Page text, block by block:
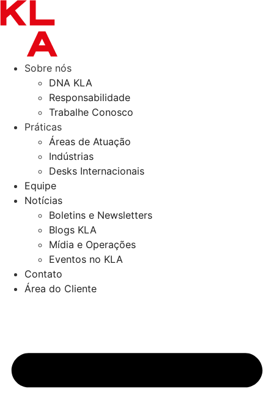
para
conteúdo
Sobre nós
DNA KLA
Responsabilidade
Trabalhe Conosco
Práticas
Áreas de Atuação
Indústrias
Desks Internacionais
Equipe
Notícias
Boletins e Newsletters
Blogs KLA
Mídia e Operações
Eventos no KLA
Contato
Área do Cliente